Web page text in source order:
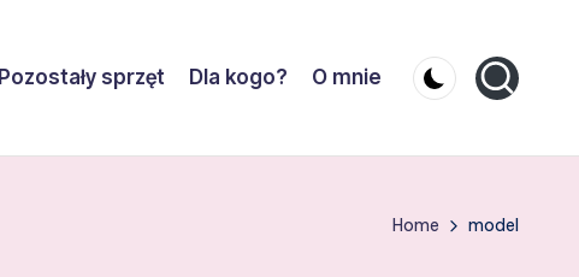
Pozostały sprzęt Dla kogo? O mnie
Home model